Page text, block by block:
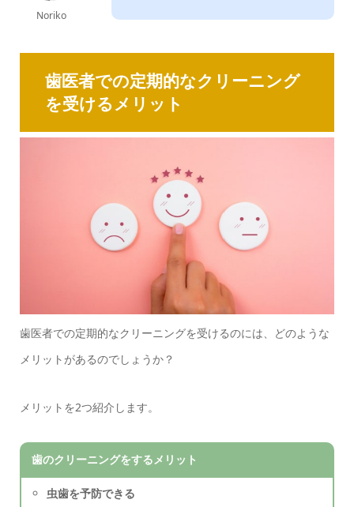
Noriko
歯医者での定期的なクリーニング
を受けるメリット
歯医者での定期的なクリーニングを受けるのには、どのような
メリットがあるのでしょうか？
メリットを2つ紹介します。
歯のクリーニングをするメリット
虫歯を予防できる